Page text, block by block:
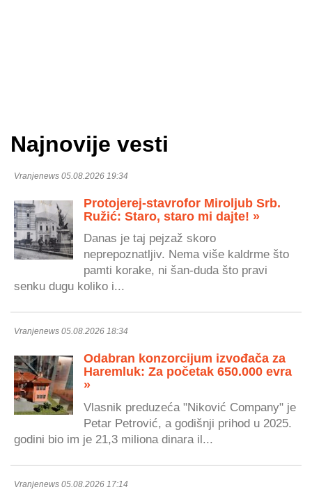
Najnovije vesti
Vranjenews 05.08.2026 19:34
Protojerej-stavrofor Miroljub Srb.
Ružić: Staro, staro mi dajte! »
Danas je taj pejzaž skoro
neprepoznatljiv. Nema više kaldrme što
pamti korake, ni šan-duda što pravi
senku dugu koliko i...
Vranjenews 05.08.2026 18:34
Odabran konzorcijum izvođača za
Haremluk: Za početak 650.000 evra
»
Vlasnik preduzeća "Niković Company" je
Petar Petrović, a godišnji prihod u 2025.
godini bio im je 21,3 miliona dinara il...
Vranjenews 05.08.2026 17:14